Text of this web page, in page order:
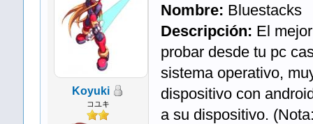
Koyuki
コユキ
Nombre: Bluestacks
Descripción: El
probar desde tu pc
sistema operativo,
dispositivo con
a su dispositivo.